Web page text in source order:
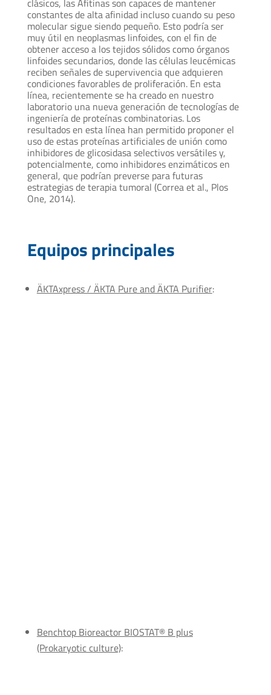
clásicos, las Afitinas son capaces de mantener
constantes de alta afinidad incluso cuando su peso
molecular sigue siendo pequeño. Esto podría ser
muy útil en neoplasmas linfoides, con el fin de
obtener acceso a los tejidos sólidos como órganos
linfoides secundarios, donde las células leucémicas
reciben señales de supervivencia que adquieren
condiciones favorables de proliferación. En esta
línea, recientemente se ha creado en nuestro
laboratorio una nueva generación de tecnologías de
ingeniería de proteínas combinatorias. Los
resultados en esta línea han permitido proponer el
uso de estas proteínas artificiales de unión como
inhibidores de glicosidasa selectivos versátiles y,
potencialmente, como inhibidores enzimáticos en
general, que podrían preverse para futuras
estrategias de terapia tumoral (Correa et al., Plos
One, 2014).
Equipos principales
ÄKTAxpress / ÄKTA Pure and ÄKTA Purifier:
Benchtop Bioreactor BIOSTAT® B plus
(Prokaryotic culture):